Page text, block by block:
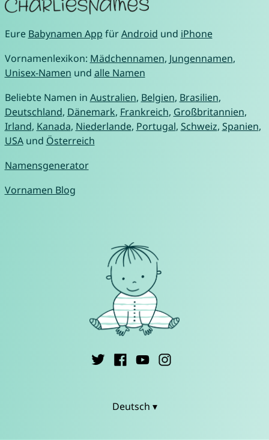
Eure Babynamen App fürAndroid und iPhone
Vornamenlexikon: Mädchennamen, Jungennamen,
Unisex-Namen und alle Namen
Beliebte Namen in Australien, Belgien, Brasilien,
Deutschland, Dänemark, Frankreich, Großbritannien,
Irland, Kanada, Niederlande, Portugal, Schweiz, Spanien,
USAund Österreich
Namensgenerator
Vornamen Blog
Deutsch ▾